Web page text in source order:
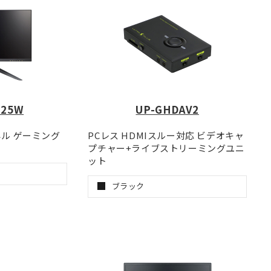
ゲーミング
UP-GHDAV2
PCレス HDMIスルー対応 ビデオキャ
プチャー+ライブストリーミングユニ
ット
ブラック